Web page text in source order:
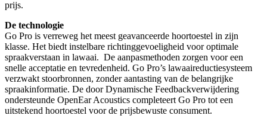
prijs.
De technologie
Go Pro is verreweg het meest geavanceerde hoortoestel in zijn
klasse. Het biedt instelbare richtinggevoeligheid voor optimale
spraakverstaan in lawaai. De aanpasmethoden zorgen voor een
snelle acceptatie en tevredenheid. Go Pro’s lawaaireductiesysteem
verzwakt stoorbronnen, zonder aantasting van de belangrijke
spraakinformatie. De door Dynamische Feedbackverwijdering
ondersteunde OpenEar Acoustics completeert Go Pro tot een
uitstekend hoortoestel voor de prijsbewuste consument.